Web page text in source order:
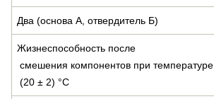
Два (основа А, отвердитель Б)
Жизнеспособность после
смешения компонентов при температуре
(20 ± 2) °С